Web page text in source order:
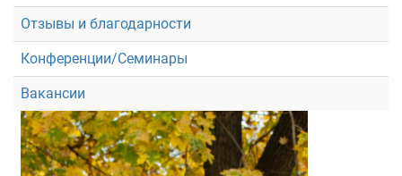
Отзывы и благодарности
Конференции/Семинары
Вакансии